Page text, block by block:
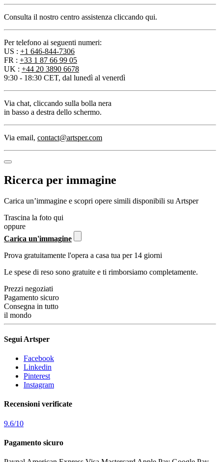
Consulta il nostro centro assistenza cliccando qui.
Per telefono ai seguenti numeri:
US : +1 646-844-7306
FR : +33 1 87 66 99 05
UK : +44 20 3890 6678
9:30 - 18:30 CET, dal lunedì al venerdì
Via chat, cliccando sulla bolla nera
in basso a destra dello schermo.
Via email, contact@artsper.com
Ricerca per immagine
Carica un’immagine e scopri opere simili disponibili su Artsper
Trascina la foto qui
oppure
Carica un'immagine
Prova gratuitamente l'opera a casa tua per 14 giorni
Le spese di reso sono gratuite e ti rimborsiamo completamente.
Prezzi negoziati
Pagamento sicuro
Consegna in tutto
il mondo
Segui Artsper
Facebook
Linkedin
Pinterest
Instagram
Recensioni verificate
9.6/10
Pagamento sicuro